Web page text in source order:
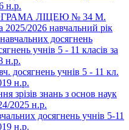
н.р.
ЛІЦЕЮ № 34 М.
2026 навчальний рік
досягнень
учнів 5 - 11 класів за
н.р.
досягнень учнів 5 - 11 кл.
н.р.
зрізів знань з основ наук
2025 н.р.
досягнень учнів 5-11
н.р.